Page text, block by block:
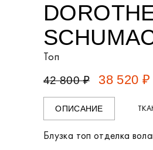
Топ
42 800 ₽ 38 520 ₽
ОПИСАНИЕ
Блузка топ отделка